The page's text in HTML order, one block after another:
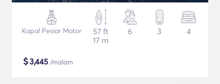
Kapal Pesiar Motor
57 ft
17 m
6 3 4
$3,445 /malam